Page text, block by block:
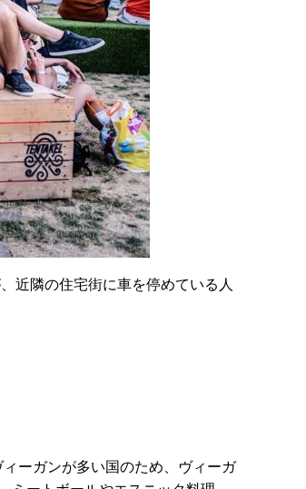
近隣の住宅街に車を停めている人
ーガンが多い国のため、ヴィーガ